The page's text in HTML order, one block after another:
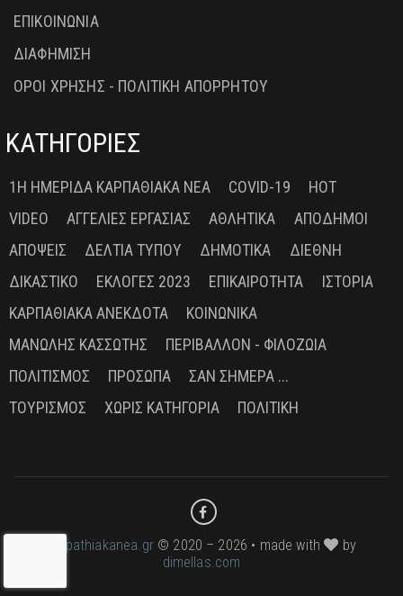
ΕΠΙΚΟΙΝΩΝΙΑ
ΔΙΑΦΗΜΙΣΗ
ΟΡΟΙ ΧΡΗΣΗΣ - ΠΟΛΙΤΙΚΗ ΑΠΟΡΡΗΤΟΥ
ΚΑΤΗΓΟΡΙΕΣ
1Η ΗΜΕΡΊΔΑ ΚΑΡΠΑΘΙΑΚΆ ΝΈΑ COVID-19
HOT
VIDEO
ΑΓΓΕΛΊΕΣ ΕΡΓΑΣΊΑΣ ΑΘΛΗΤΙΚΆ
ΑΠΌΔΗΜΟΙ
ΑΠΌΨΕΙΣ
ΔΕΛΤΊΑ ΤΎΠΟΥ ΔΗΜΟΤΙΚΆ
ΔΙΕΘΝΉ
ΔΙΚΑΣΤΙΚΌ
ΕΚΛΟΓΈΣ 2023 ΕΠΙΚΑΙΡΌΤΗΤΑ
ΙΣΤΟΡΊΑ
ΚΑΡΠΑΘΙΑΚΆ ΑΝΈΚΔΟΤΑ
ΚΟΙΝΩΝΙΚΆ
ΜΑΝΏΛΗΣ ΚΑΣΣΏΤΗΣ
ΠΕΡΙΒΆΛΛΟΝ - ΦΙΛΟΖΩΊΑ
ΠΟΛΙΤΙΣΜΌΣ
ΠΡΌΣΩΠΑ
ΣΑΝ ΣΉΜΕΡΑ ...
ΤΟΥΡΙΣΜΌΣ
ΧΩΡΊΣ ΚΑΤΗΓΟΡΊΑ ΠΟΛΙΤΙΚΉ
karpathiakanea.gr© 2020 – 2026 • made with
by
dimellas.com